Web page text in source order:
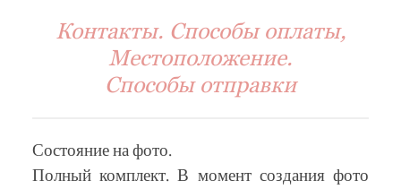
Контакты. Способы оплаты,
Местоположение.
Способы отправки
Состояние на фото.
Полный комплект. В момент создания фото